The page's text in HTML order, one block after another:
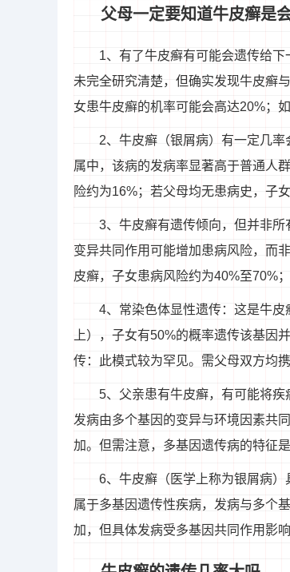
父母一定要知道牛皮癣是
1、有了牛皮癣有可能会遗传给
未完全研究清楚，但确实发现牛皮癣
女患牛皮癣的机率可能会高达20%；
2、牛皮癣（银屑病）有一定几
属中，该病的发病率显著高于普通人
险约为16%；若父母均无患病史，子
3、牛皮癣有遗传倾向，但并非
变异共同作用可能增加患病风险，而
皮癣，子女患病风险约为40%至70%
4、常染色体显性遗传：这是牛
上），子女有50%的概率遗传该基因
传：此模式较为罕见。需父母双方均
5、父亲患有牛皮癣，有可能将
发病由多个基因的变异与环境因素共
加。但需注意，多基因遗传病的特征
6、牛皮癣（医学上称为银屑病
属于多基因遗传性疾病，发病与多个
加，但具体发病受多基因共同作用影